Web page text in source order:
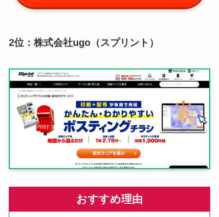
2位：株式会社ugo（スプリント）
おすすめ理由